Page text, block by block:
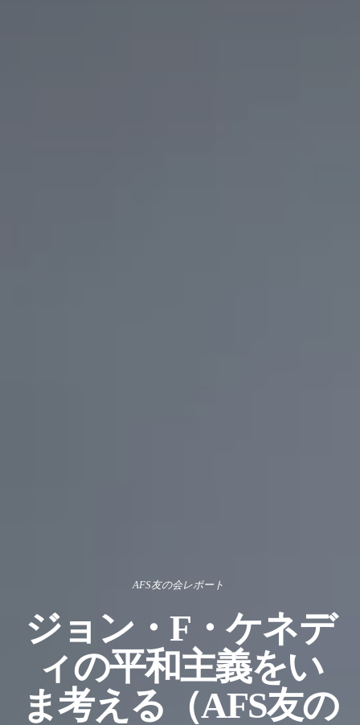
AFS友の会レポート
ジョン・F・ケネデ
ィの平和主義をい
ま考える（AFS友の